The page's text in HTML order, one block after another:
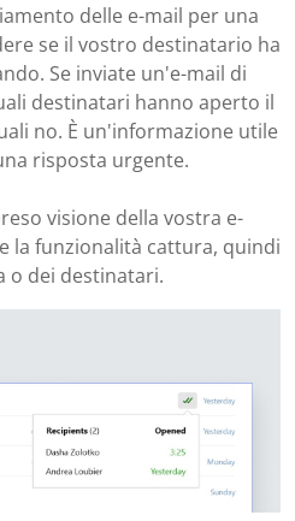
delle e-mail per una
se il vostro destinatario ha
Se inviate un'e-mail di
destinatari hanno aperto il
no. È un'informazione utile
risposta urgente.
visione della vostra e-
la funzionalità cattura, quindi
o dei destinatari.